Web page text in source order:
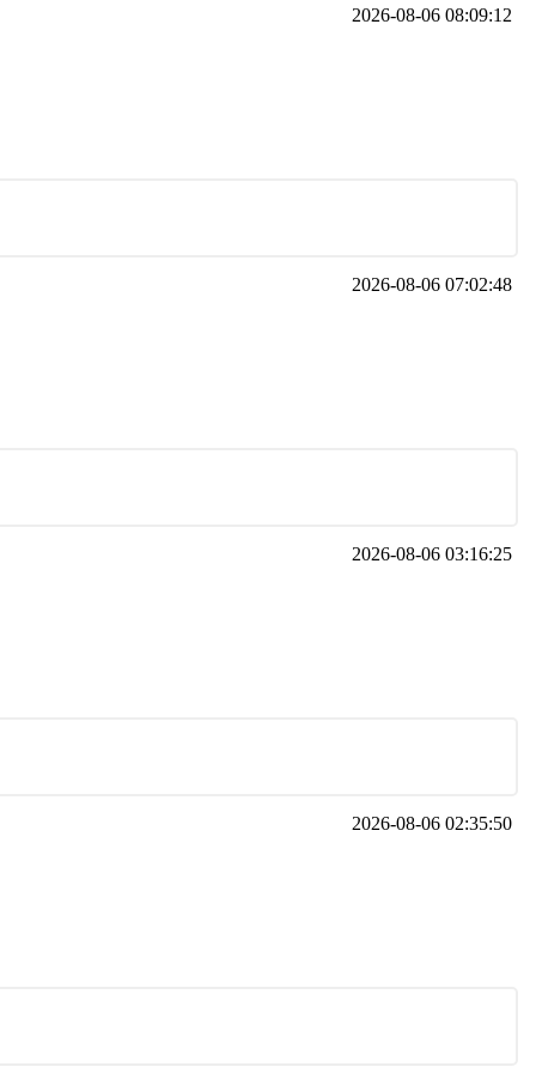
2026-08-06 08:09:12
2026-08-06 07:02:48
2026-08-06 03:16:25
2026-08-06 02:35:50